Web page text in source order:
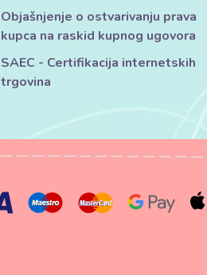
Objašnjenje o ostvarivanju prava
kupca na raskid kupnog ugovora
SAEC - Certifikacija internetskih
trgovina